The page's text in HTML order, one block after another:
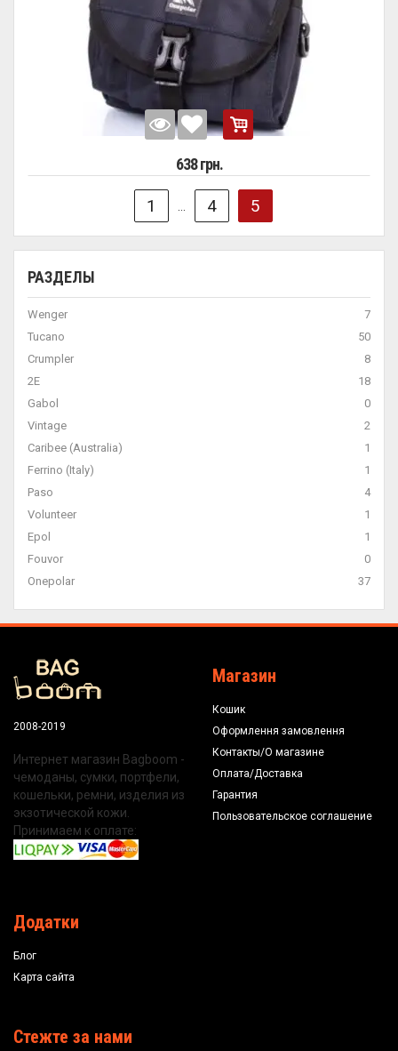
РАЗДЕЛЫ
Wenger
7
Tucano
50
Crumpler
8
2E
18
Gabol
0
Vintage
2
Caribee (Australia)
1
Ferrino (Italy)
1
Paso
4
Volunteer
1
Epol
1
Fouvor
0
Onepolar
37
638 грн.
1 4 5
2008-2019
Интернет магазин Bagboom -
чемоданы, сумки, портфели,
кошельки, ремни, изделия из
экзотической кожи.
Принимаем к оплате:
Магазин
Кошик
Оформлення замовлення
Контакты/О магазине
Оплата/Доставка
Гарантия
Пользовательское соглашение
Додатки
Блог
Карта сайта
Стежте за нами